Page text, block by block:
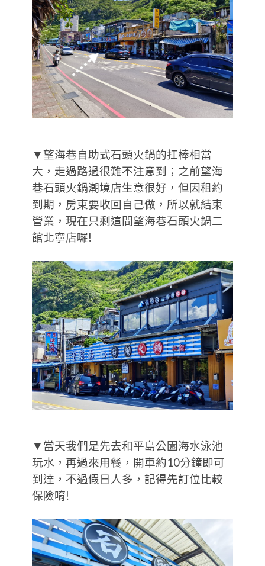
▼望海巷自助式石頭火鍋的扛棒相當
大，走過路過很難不注意到；之前望海
巷石頭火鍋潮境店生意很好，但因租約
到期，房東要收回自己做，所以就結束
營業，現在只剩這間望海巷石頭火鍋二
館北寧店囉!
▼當天我們是先去和平島公園海水泳池
玩水，再過來用餐，開車約10分鐘即可
到達，不過假日人多，記得先訂位比較
保險唷!